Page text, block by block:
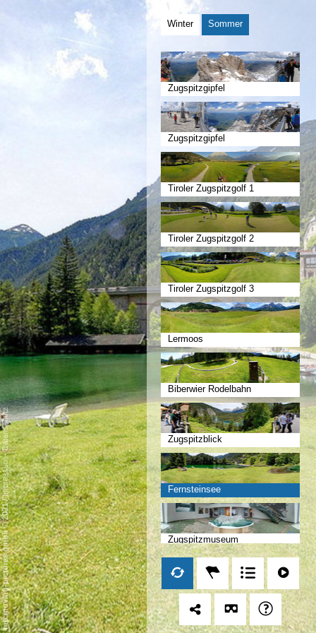
Winter Sommer
Zugspitzgipfel
Zugspitzgipfel
Tiroler Zugspitzgolf 1
Tiroler Zugspitzgolf 2
Tiroler Zugspitzgolf 3
Lermoos
Biberwier Rodelbahn
Zugspitzblick
Fernsteinsee
Zugspitzmuseum
Ehrenberg Schlosskopf
mp moving-pictures gmbh © 2021
/
Impressum
-
Datenschutz